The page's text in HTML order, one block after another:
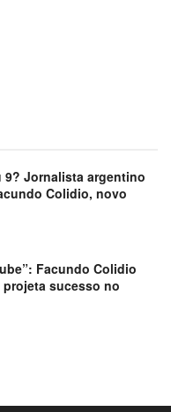
9? Jornalista argentino
Colidio, novo
Facundo Colidio
sucesso no